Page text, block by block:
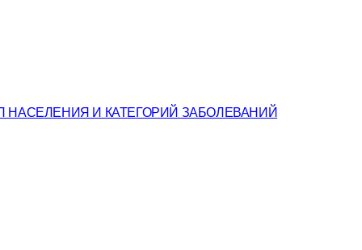
И КАТЕГОРИЙ ЗАБОЛЕВАНИЙ